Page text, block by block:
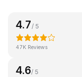
4.7/ 5
47K Reviews
4.6/ 5